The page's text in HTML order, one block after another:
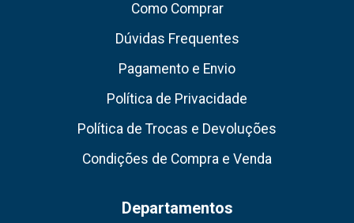
Como Comprar
Dúvidas Frequentes
Pagamento e Envio
Política de Privacidade
Política de Trocas e Devoluções
Condições de Compra e Venda
Departamentos